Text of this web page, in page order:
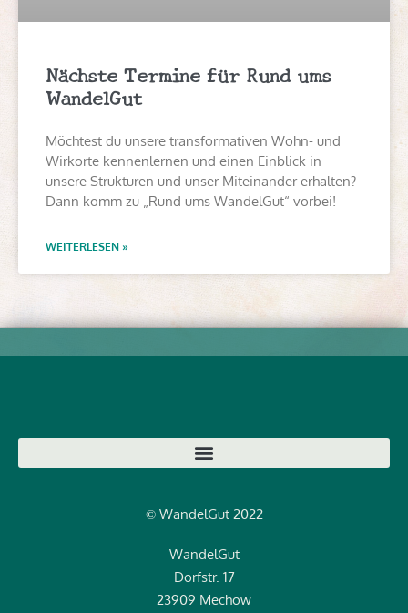
Nächste Termine für Rund ums
WandelGut
Möchtest du unsere transformativen Wohn- und
Wirkorte kennenlernen und einen Einblick in
unsere Strukturen und unser Miteinander erhalten?
Dann komm zu „Rund ums WandelGut“ vorbei!
WEITERLESEN »
© WandelGut 2022
WandelGut
Dorfstr. 17
23909 Mechow